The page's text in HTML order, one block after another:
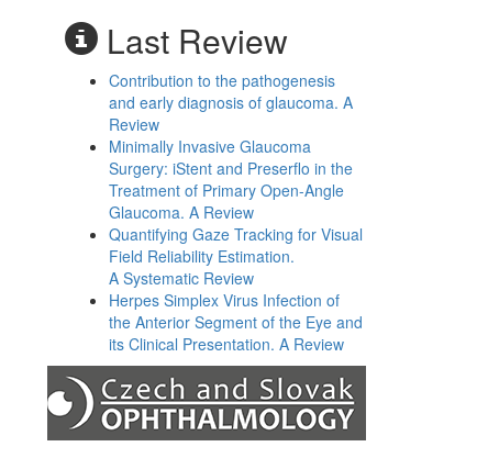
Last Review
Contribution to the pathogenesis
and early diagnosis of glaucoma. A
Review
Minimally Invasive Glaucoma
Surgery: iStent and Preserflo in the
Treatment of Primary Open-Angle
Glaucoma. A Review
Quantifying Gaze Tracking for Visual
Field Reliability Estimation.
A Systematic Review
Herpes Simplex Virus Infection of
the Anterior Segment of the Eye and
its Clinical Presentation. A Review